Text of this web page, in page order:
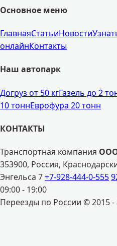
Основное меню
ГлавнаяСтатьиНовости
онлайнКонтакты
Наш автопарк
Догруз от 50 кгГазель до 2
10 тоннЕврофура 20 тонн
КОНТАКТЫ
Транспортная компания
353900, Россия,
Энгельса 7+7-928-444-0-555
09:00 - 19:00
Переезды по России © 2015 -